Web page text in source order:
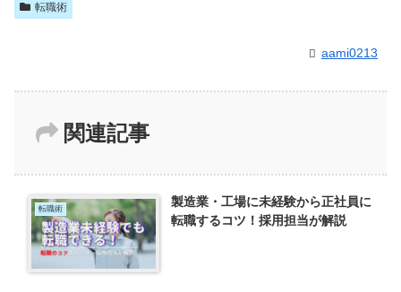
転職術
aami0213
関連記事
転職術
製造業・工場に未経験から正社員に
転職するコツ！採用担当が解説